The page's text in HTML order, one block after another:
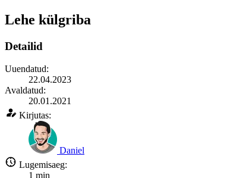
Lehe külgriba
Detailid
Uuendatud:
22.04.2023
Avaldatud:
20.01.2021
Kirjutas:
Daniel
Lugemisaeg:
1 min